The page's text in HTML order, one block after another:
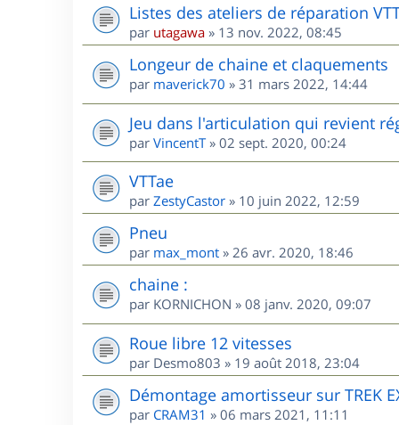
Listes des ateliers de réparation
par utagawa » 13 nov. 2022, 08:45
Longeur de chaine et claquements
par maverick70 » 31 mars 2022, 14:44
Jeu dans l'articulation qui revient
par VincentT» 02 sept. 2020, 00:24
VTTae
par ZestyCastor » 10 juin 2022, 12:59
Pneu
par max_mont » 26 avr. 2020, 18:46
chaine :
par KORNICHON » 08 janv. 2020, 09:07
Roue libre 12 vitesses
par Desmo803 » 19 août 2018, 23:04
Démontage amortisseur sur TREK
par CRAM31 » 06 mars 2021, 11:11